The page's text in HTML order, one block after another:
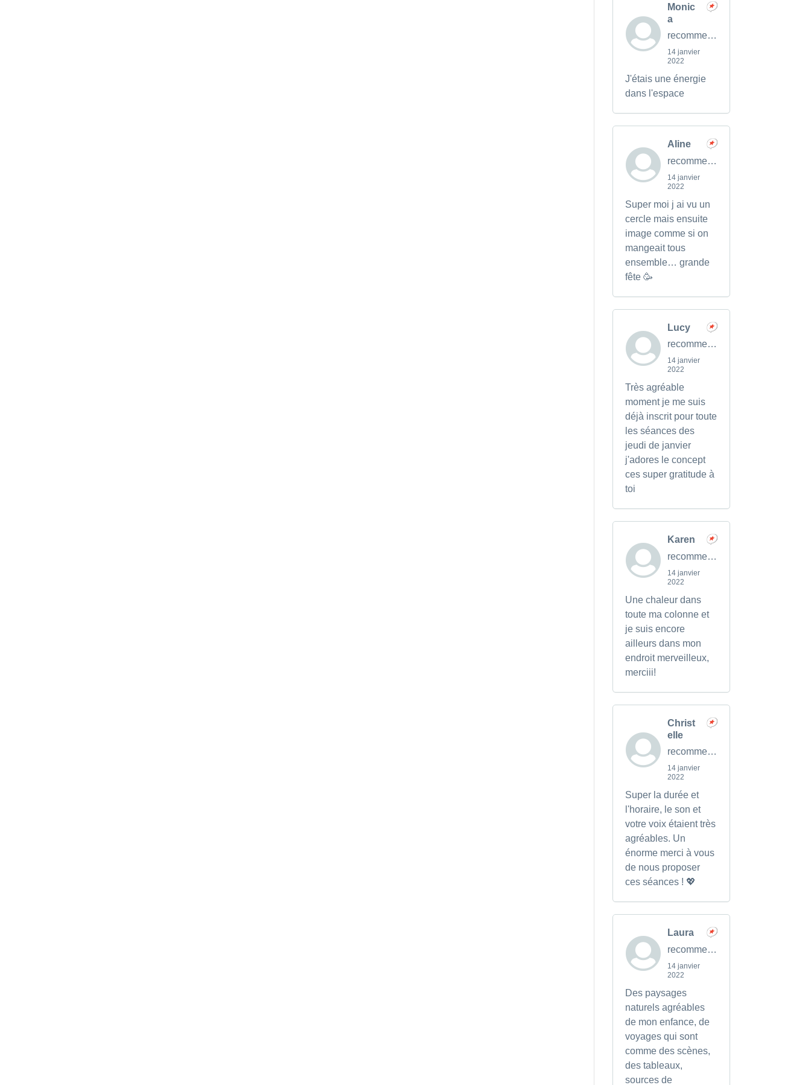
Monic
a
recommends
14 janvier
2022
J'étais une énergie
dans l'espace
Aline
recommends
14 janvier
2022
Super moi j ai vu un
cercle mais ensuite
image comme si on
mangeait tous
ensemble… grande
fête 🥳
Lucy
recommends
14 janvier
2022
Très agréable
moment je me suis
déjà inscrit pour toute
les séances des
jeudi de janvier
j'adores le concept
ces super gratitude à
toi
Karen
recommends
14 janvier
2022
Une chaleur dans
toute ma colonne et
je suis encore
ailleurs dans mon
endroit merveilleux,
merciii!
Christ
elle
recommends
14 janvier
2022
Super la durée et
l'horaire, le son et
votre voix étaient très
agréables. Un
énorme merci à vous
de nous proposer
ces séances ! 💖
Laura
recommends
14 janvier
2022
Des paysages
naturels agréables
de mon enfance, de
voyages qui sont
comme des scènes,
des tableaux,
sources de